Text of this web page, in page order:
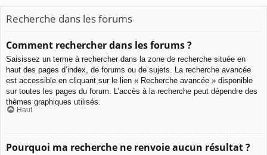
Recherche dans les forums
Comment rechercher dans les forums ?
Saisissez un terme à rechercher dans la zone de recherche située en
haut des pages d’index, de forums ou de sujets. La recherche avancée
est accessible en cliquant sur le lien « Recherche avancée » disponible
sur toutes les pages du forum. L’accès à la recherche peut dépendre des
thèmes graphiques utilisés.
Haut
Pourquoi ma recherche ne renvoie aucun résultat ?